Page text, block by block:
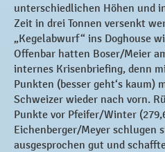
unterschiedlichen Höhen und
Zeit in drei Tonnen versenkt
„Kegelabwurf“ ins Doghouse
Offenbar hatten Boser/Meier
internes Krisenbriefing, denn
Punkten (besser geht‘s kaum)
Schweizer wieder nach vorn.
Punkte vor Pfeifer/Winter
Eichenberger/Meyer schlugen
ausgesprochen gut und